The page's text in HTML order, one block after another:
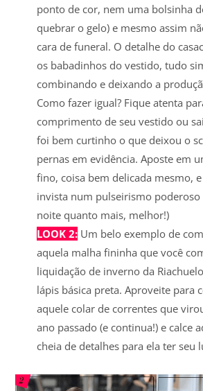
ponto de cor, nem uma bolsinha
quebrar o gelo) e mesmo assim
cara de funeral. O detalhe do
os babadinhos do vestido, tudo
combinando e deixando a
Como fazer igual? Fique atenta
comprimento de seu vestido ou
foi bem curtinho o que deixou o
pernas em evidência. Aposte em
fino, coisa bem delicada mesmo,
invista num pulseirismo poderoso
noite quanto mais, melhor!)
LOOK 2: Um belo exemplo de
aquela malha fininha que você
liquidação de inverno da
lápis básica preta. Aproveite para
aquele colar de correntes que
ano passado (e continua!) e calce
cheia de detalhes para ela ter seu